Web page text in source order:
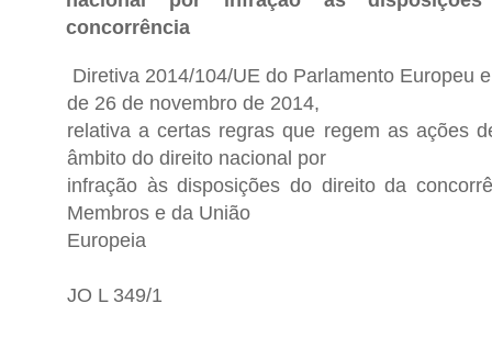
concorrência
Diretiva 2014/104/UE do Parlamento Europeu
de 26 de novembro de 2014,
relativa a certas regras que regem as ações
âmbito do direito nacional por
infração às disposições do direito da
Membros e da União
Europeia
JO L 349/1